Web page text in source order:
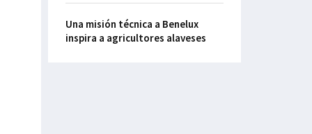
Una misión técnica a Benelux
inspira a agricultores alaveses